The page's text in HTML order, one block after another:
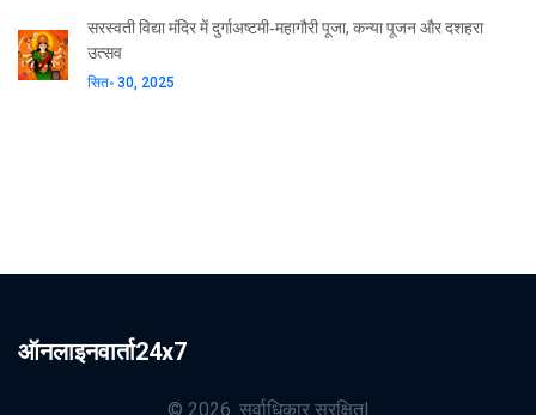
सरस्वती विद्या मंदिर में दुर्गाअष्टमी‑महागौरी पूजा, कन्या पूजन और दशहरा
उत्सव
सित॰ 30, 2025
ऑनलाइनवार्ता24x7
© 2026. सर्वाधिकार सुरक्षित|